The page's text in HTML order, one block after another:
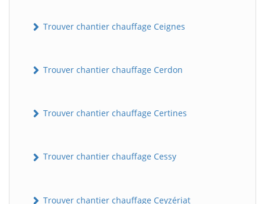
Trouver chantier chauffage Ceignes
Trouver chantier chauffage Cerdon
Trouver chantier chauffage Certines
Trouver chantier chauffage Cessy
Trouver chantier chauffage Ceyzériat